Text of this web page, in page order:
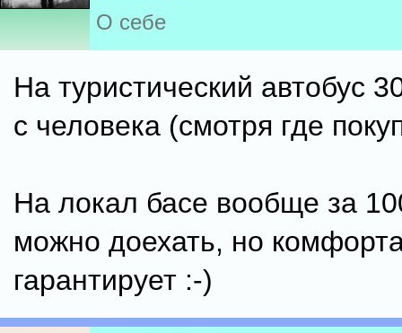
О себе
На туристический автобус
с человека (смотря где
На локал басе вообще за
можно доехать, но
гарантирует :-)